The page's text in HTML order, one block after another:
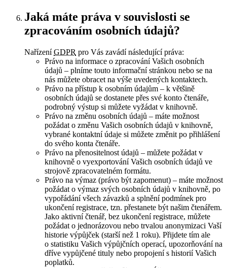
Jaká máte práva v souvislosti se
zpracováním osobních údajů?
NařízeníGDPR pro Vás zavádí následující práva:
Právo na informace o zpracování Vašich osobních
údajů – plníme touto informační stránkou nebo se na
nás můžete obracet na výše uvedených kontaktech.
Právo na přístup k osobním údajům – k většině
osobních údajů se dostanete přes své konto čtenáře,
podrobný výstup si můžete vyžádat v knihovně.
Právo na změnu osobních údajů – máte možnost
požádat o změnu Vašich osobních údajů v knihovně,
vybrané kontaktní údaje si můžete změnit po přihlášení
do svého konta čtenáře.
Právo na přenositelnost údajů – můžete požádat v
knihovně o vyexportování Vašich osobních údajů ve
strojově zpracovatelném formátu.
Právo na výmaz (právo být zapomenut) – máte možnost
požádat o výmaz svých osobních údajů v knihovně, po
vypořádání všech závazků a splnění podmínek pro
ukončení registrace, tzn. přestanete být našim čtenářem.
Jako aktivní čtenář, bez ukončení registrace, můžete
požádat o jednorázovou nebo trvalou anonymizaci Vaší
historie výpůjček (starší než 1 roku). Přijdete tím ale
o statistiku Vašich výpůjčních operací, upozorňování na
dříve vypůjčené tituly nebo propojení s historií Vašich
poplatků.